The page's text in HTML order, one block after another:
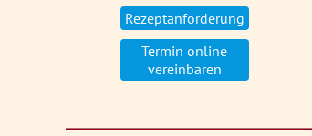
Rezeptanforderung
Termin online
vereinbaren